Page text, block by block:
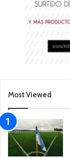
Most Viewed